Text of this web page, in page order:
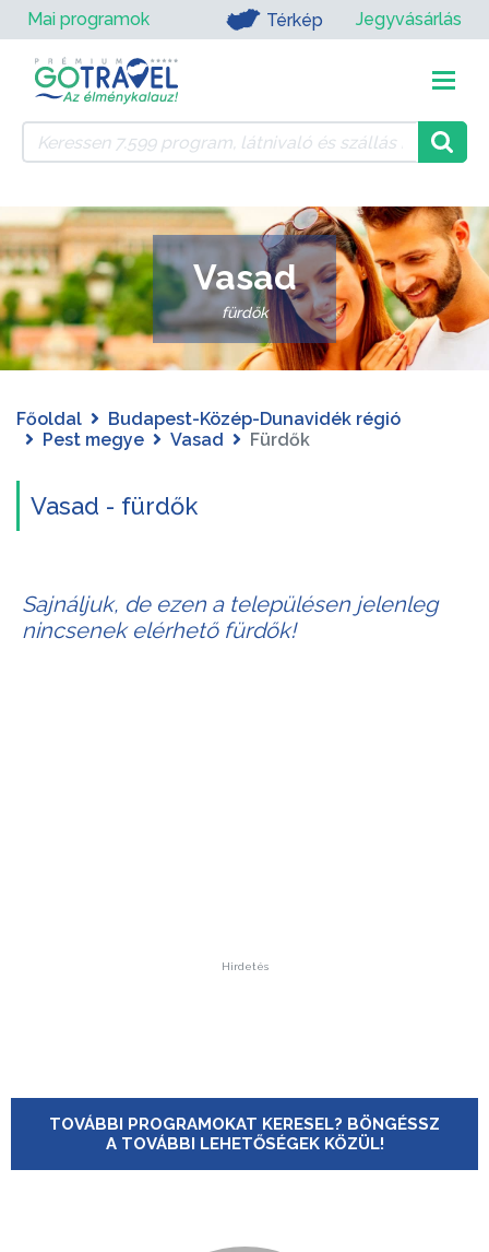
Mai programok Térkép Jegyvásárlás
Vasad
fürdők
Főoldal
Budapest-Közép-Dunavidék régió
Pest megye
Vasad Fürdők
Vasad - fürdők
Sajnáljuk, de ezen a településen jelenleg
nincsenek elérhető fürdők!
Hirdetés
TOVÁBBI PROGRAMOKAT KERESEL? BÖNGÉSSZ
A TOVÁBBI LEHETŐSÉGEK KÖZÜL!